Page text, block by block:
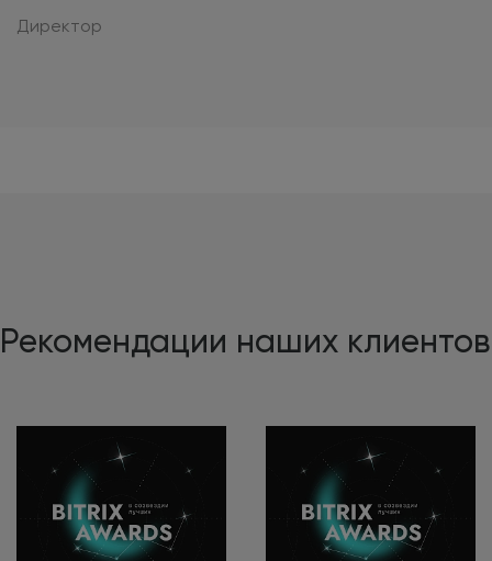
Директор
Рекомендации наших клиентов